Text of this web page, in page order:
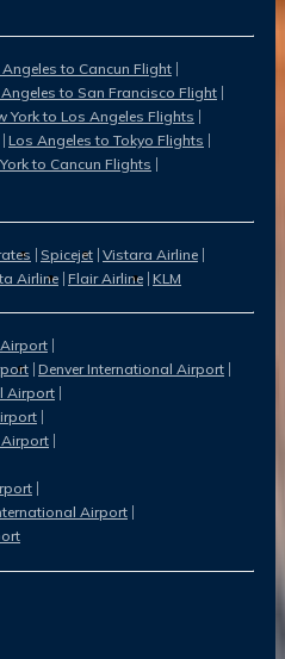
to Cancun Flight
to San Francisco Flight
York to Los Angeles Flights
Los Angeles to Tokyo Flights
to Cancun Flights
Spicejet Vistara Airline
Airline Flair Airline KLM
Denver International Airport
Airport
Airport
Airport